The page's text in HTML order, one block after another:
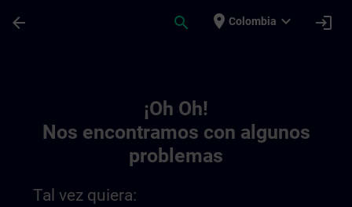
arrow_back search place Colombia expand_more login
¡Oh Oh!
Nos encontramos con algunos
problemas
Tal vez quiera: